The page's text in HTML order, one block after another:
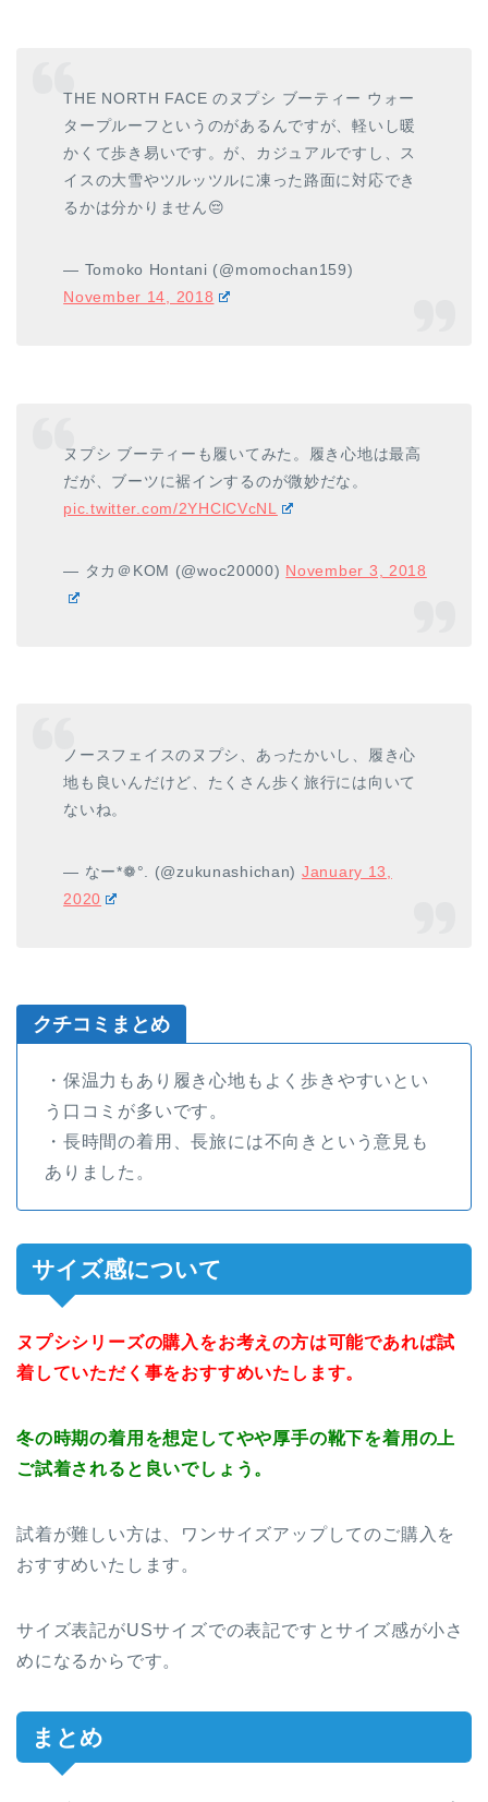
THE NORTH FACE のヌプシ ブーティー ウォー
タープルーフというのがあるんですが、軽いし暖
かくて歩き易いです。が、カジュアルですし、ス
イスの大雪やツルッツルに凍った路面に対応でき
るかは分かりません😔
— Tomoko Hontani (@momochan159)
November 14, 2018
ヌプシ ブーティーも履いてみた。履き心地は最高
だが、ブーツに裾インするのが微妙だな。
pic.twitter.com/2YHClCVcNL
— タカ＠KOM (@woc20000) November 3, 2018
ノースフェイスのヌプシ、あったかいし、履き心
地も良いんだけど、たくさん歩く旅行には向いて
ないね。
— なー*❁°. (@zukunashichan) January 13,
2020
クチコミまとめ
・保温力もあり履き心地もよく歩きやすいとい
う口コミが多いです。
・長時間の着用、長旅には不向きという意見も
ありました。
サイズ感について
ヌプシシリーズの購入をお考えの方は可能であれば試
着していただく事をおすすめいたします。
冬の時期の着用を想定してやや厚手の靴下を着用の上
ご試着されると良いでしょう。
試着が難しい方は、ワンサイズアップしてのご購入を
おすすめいたします。
サイズ表記がUSサイズでの表記ですとサイズ感が小さ
めになるからです。
まとめ